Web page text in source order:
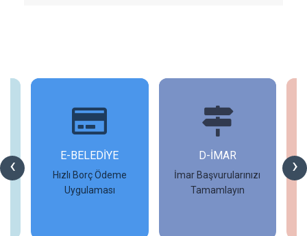
‹ ›
E-BELEDİYE
Hızlı Borç Ödeme
Uygulaması
D-İMAR
İmar Başvurularınızı
Tamamlayın